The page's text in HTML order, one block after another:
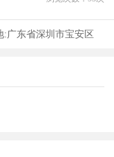
:广东省深圳市宝安区